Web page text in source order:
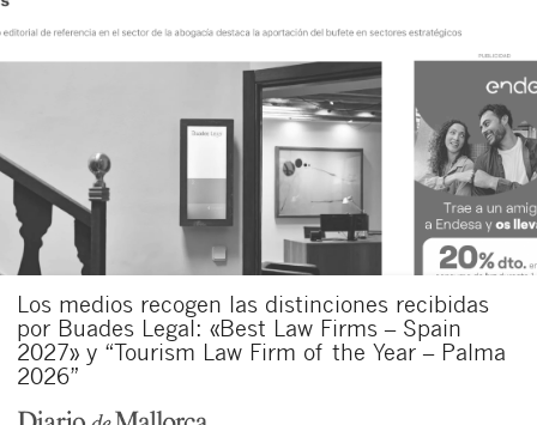
Los medios recogen las distinciones recibidas
por Buades Legal: «Best Law Firms – Spain
2027» y “Tourism Law Firm of the Year – Palma
2026”